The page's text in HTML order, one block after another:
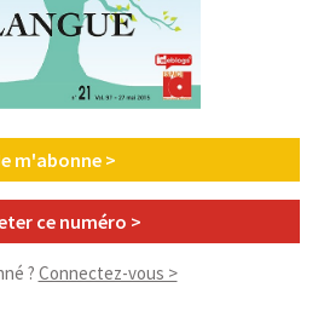
m'abonne >
ce numéro >
? Connectez-vous >